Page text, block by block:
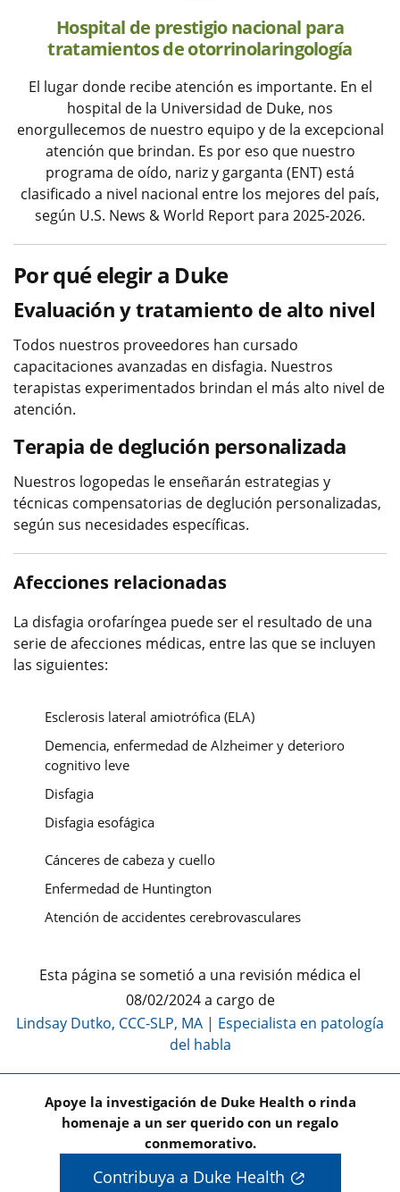
Hospital de prestigio nacional para
tratamientos de otorrinolaringología
El lugar donde recibe atención es importante. En el
hospital de la Universidad de Duke, nos
enorgullecemos de nuestro equipo y de la excepcional
atención que brindan. Es por eso que nuestro
programa de oído, nariz y garganta (ENT) está
clasificado a nivel nacional entre los mejores del país,
según U.S. News & World Report para 2025-2026.
Por qué elegir a Duke
Evaluación y tratamiento de alto nivel
Todos nuestros proveedores han cursado
capacitaciones avanzadas en disfagia. Nuestros
terapistas experimentados brindan el más alto nivel de
atención.
Terapia de deglución personalizada
Nuestros logopedas le enseñarán estrategias y
técnicas compensatorias de deglución personalizadas,
según sus necesidades específicas.
Afecciones relacionadas
La disfagia orofaríngea puede ser el resultado de una
serie de afecciones médicas, entre las que se incluyen
las siguientes:
Esclerosis lateral amiotrófica (ELA)
Demencia, enfermedad de Alzheimer y deterioro
cognitivo leve​​​​​​​
Disfagia
Disfagia esofágica
Cánceres de cabeza y cuello
Enfermedad de Huntington
Atención de accidentes cerebrovasculares
Esta página se sometió a una revisión médica el
08/02/2024 a cargo de
Lindsay Dutko, CCC-SLP, MA | Especialista en patología
del habla
Apoye la investigación de Duke Health o rinda
homenaje a un ser querido con un regalo
conmemorativo.
Contribuya a Duke Health